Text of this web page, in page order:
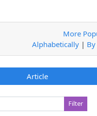
More
Alphabetically | By
Article